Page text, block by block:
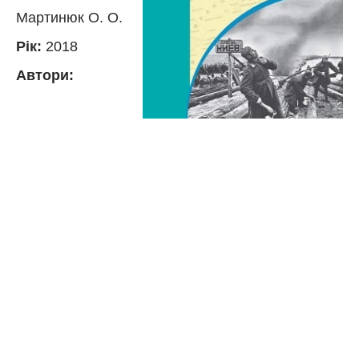
Мартинюк О. О.
Рік: 2018
Автори: